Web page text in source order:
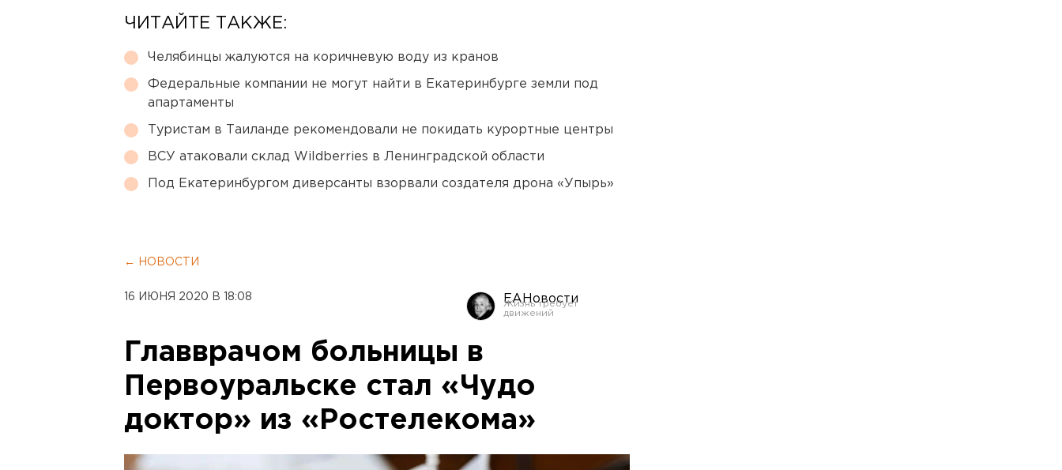
ЧИТАЙТЕ ТАКЖЕ:
Челябинцы жалуются на коричневую воду из кранов
Федеральные компании не могут найти в Екатеринбурге земли под
апартаменты
Туристам в Таиланде рекомендовали не покидать курортные центры
ВСУ атаковали склад Wildberries в Ленинградской области
Под Екатеринбургом диверсанты взорвали создателя дрона «Упырь»
← НОВОСТИ
16 ИЮНЯ 2020 В 18:08 ЕАНовости
Главврачом больницы в
Первоуральске стал «Чудо
доктор» из «Ростелекома»